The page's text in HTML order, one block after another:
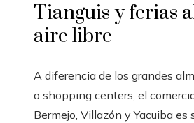
Tianguis y ferias
aire libre
A diferencia de los grandes
o shopping centers, el
Bermejo, Villazón y Yacuiba es